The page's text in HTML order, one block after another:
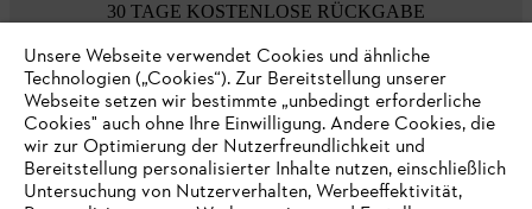
30 TAGE KOSTENLOSE RÜCKGABE
Zahlungsmöglichkeiten
Unsere Webseite verwendet Cookies und ähnliche
Technologien („Cookies“). Zur Bereitstellung unserer
Webseite setzen wir bestimmte „unbedingt erforderliche
Cookies" auch ohne Ihre Einwilligung. Andere Cookies, die
wir zur Optimierung der Nutzerfreundlichkeit und
Bereitstellung personalisierter Inhalte nutzen, einschließlich
Untersuchung von Nutzerverhalten, Werbeeffektivität,